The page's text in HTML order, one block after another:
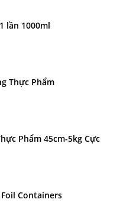
lần 1000ml
Thực Phẩm
Phẩm 45cm-5kg Cực
Containers